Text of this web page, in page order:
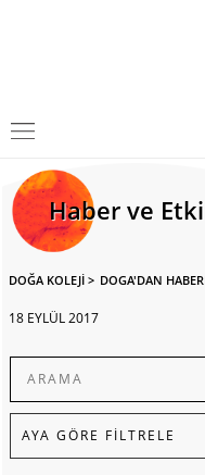
Haber ve
DOĞA KOLEJİ > DOGA'DAN
18 EYLÜL 2017